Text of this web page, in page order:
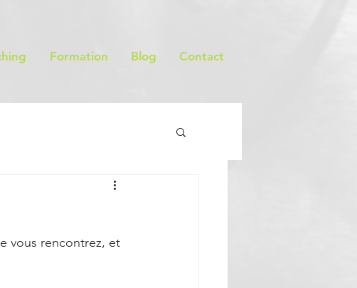
Formation Blog Contact